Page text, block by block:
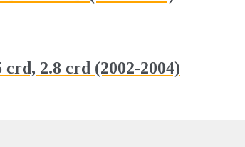
2.8 crd (2002-2004)